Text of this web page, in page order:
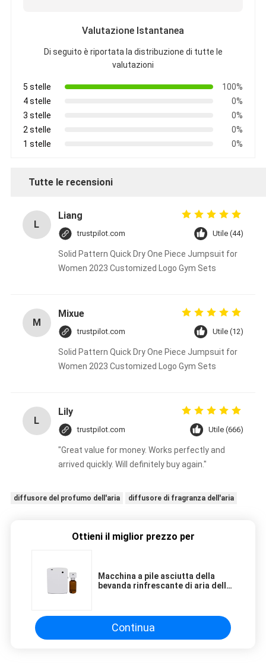
Valutazione Istantanea
Di seguito è riportata la distribuzione di tutte le
valutazioni
5 stelle
100%
4 stelle
0%
3 stelle
0%
2 stelle
0%
1 stelle
0%
Tutte le recensioni
L
Liang
trustpilot.com Utile (44)
Solid Pattern Quick Dry One Piece Jumpsuit for
Women 2023 Customized Logo Gym Sets
M
Mixue
trustpilot.com Utile (12)
Solid Pattern Quick Dry One Piece Jumpsuit for
Women 2023 Customized Logo Gym Sets
L
Lily
trustpilot.com Utile (666)
"Great value for money. Works perfectly and
arrived quickly. Will definitely buy again."
diffusore del profumo dell'aria diffusore di fragranza dell'aria
Ottieni il miglior prezzo per
Macchina a pile asciutta della
bevanda rinfrescante di aria della
toilette
Continua